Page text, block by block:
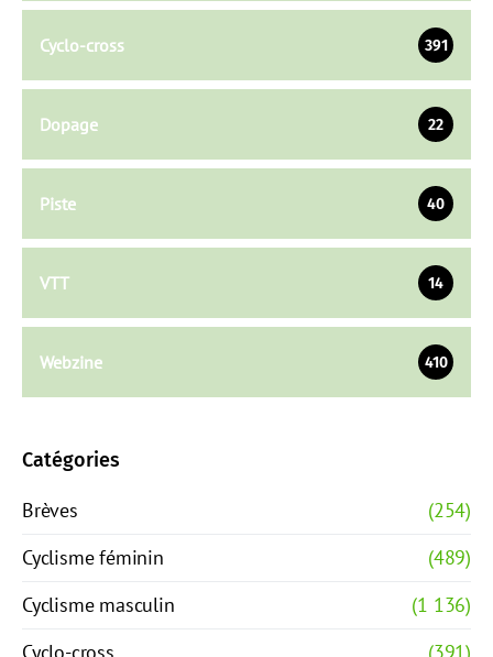
Cyclo-cross 391
Dopage 22
Piste 40
VTT 14
Webzine 410
Catégories
Brèves
(254)
Cyclisme féminin
(489)
Cyclisme masculin
(1 136)